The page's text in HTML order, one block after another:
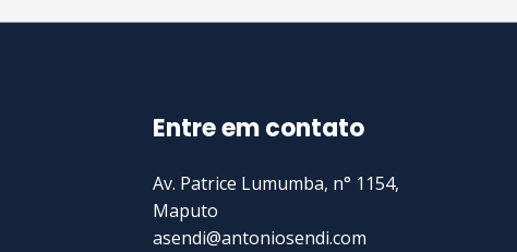
Entre em contato
Av. Patrice Lumumba, n° 1154,
Maputo
asendi@antoniosendi.com​